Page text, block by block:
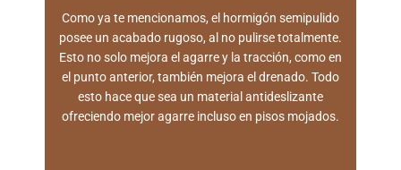
Como ya te mencionamos, el hormigón semipulido
posee un acabado rugoso, al no pulirse totalmente.
Esto no solo mejora el agarre y la tracción, como en
el punto anterior, también mejora el drenado. Todo
esto hace que sea un material antideslizante
ofreciendo mejor agarre incluso en pisos mojados.